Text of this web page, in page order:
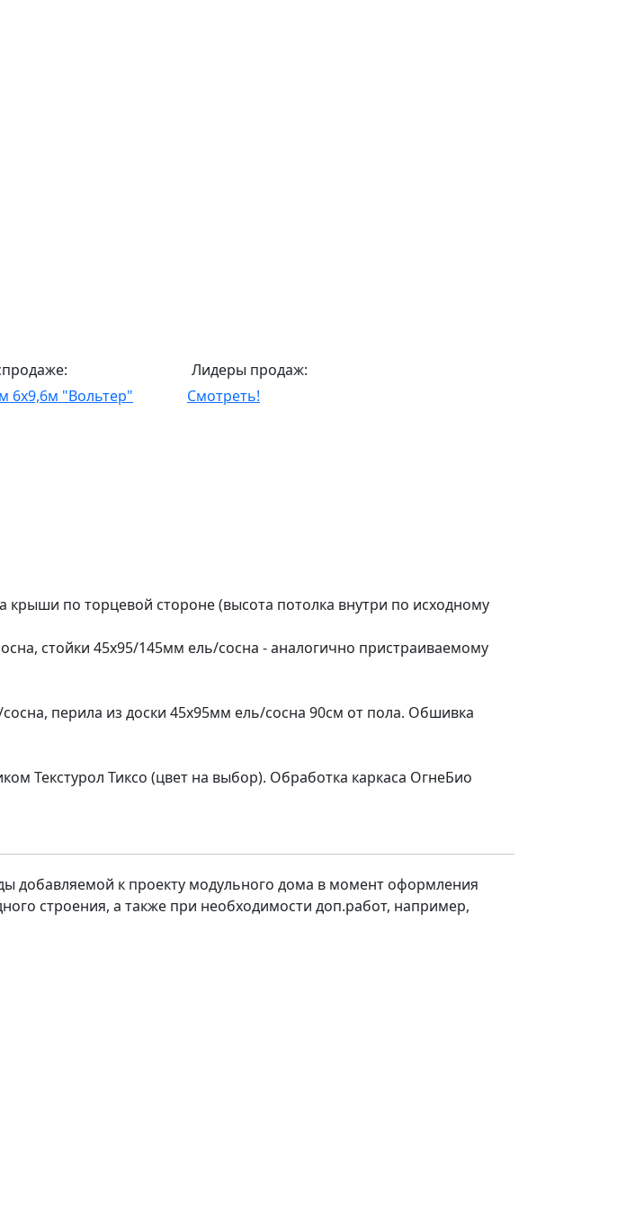
6х9,6м "Вольтер"
Лидеры продаж:
Смотреть!
по торцевой стороне (высота потолка внутри по исходному
стойки 45х95/145мм ель/сосна - аналогично пристраиваемому
перила из доски 45х95мм ель/сосна 90см от пола. Обшивка
Текстурол Тиксо (цвет на выбор). Обработка каркаса ОгнеБио
добавляемой к проекту модульного дома в момент оформления
строения, а также при необходимости доп.работ, например,